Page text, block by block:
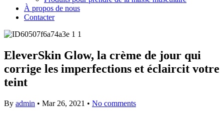
À propos de nous
Contacter
EleverSkin Glow, la crème de jour qui
corrige les imperfections et éclaircit votre
teint
By admin • Mar 26, 2021 • No comments